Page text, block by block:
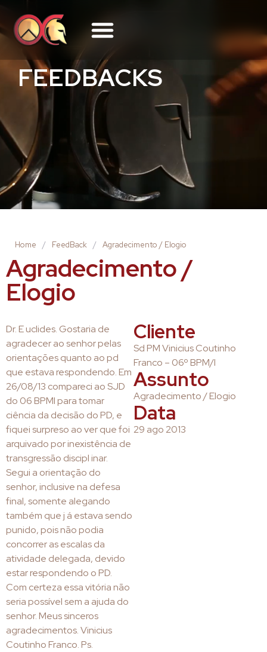
FEEDBACKS
Home / FeedBack / Agradecimento / Elogio
Agradecimento /
Elogio
Dr. E uclides. Gostaria de
agradecer ao senhor pelas
orientações quanto ao pd
que estava respondendo. Em
26/08/13 compareci ao SJD
do 06 BPMI para tomar
ciência da decisão do PD, e
fiquei surpreso ao ver que foi
arquivado por inexistência de
transgressão discipl inar.
Segui a orientação do
senhor, inclusive na defesa
final, somente alegando
também que j á estava sendo
punido, pois não podia
concorrer as escalas da
atividade delegada, devido
estar respondendo o PD.
Com certeza essa vitória não
seria possível sem a ajuda do
senhor. Meus sinceros
agradecimentos. Vinicius
Coutinho Franco. Ps.
Cliente
Sd PM Vinicius Coutinho
Franco – 06º BPM/I
Assunto
Agradecimento / Elogio
Data
29 ago 2013